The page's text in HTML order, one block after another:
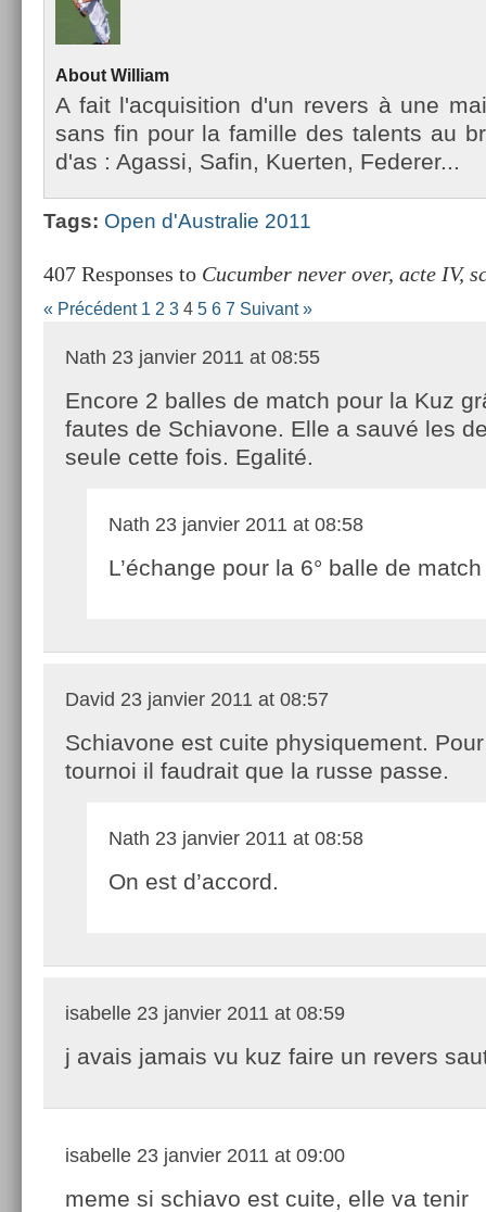
About Wil­liam
A fait l'ac­quisi­tion d'un re­v­ers à une
sans fin pour la famil­le des talents au
d'as : Agas­si, Safin, Kuert­en, Feder­er...
Tags: Open d'Australie 2011
407 Responses to Cucumber never over, acte IV,
« Précédent 1 2 3 4 5 6 7 Suivant »
Nath 23 janvier 2011 at 08:55
Encore 2 balles de match pour la Kuz
fautes de Schiavone. Elle a sauvé les
seule cette fois. Egalité.
Nath 23 janvier 2011 at 08:58
L’échange pour la 6° balle de
David 23 janvier 2011 at 08:57
Schiavone est cuite physiquement. Pour
tournoi il faudrait que la russe passe.
Nath 23 janvier 2011 at 08:58
On est d’accord.
isabelle 23 janvier 2011 at 08:59
j avais jamais vu kuz faire un revers
isabelle 23 janvier 2011 at 09:00
meme si schiavo est cuite, elle va tenir